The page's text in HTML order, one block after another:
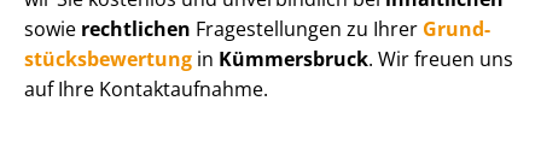
sowie rechtlichen Fragestellungen zu Ihrer Grund­
stücks­be­wer­tung in Kümmersbruck. Wir freuen uns
auf Ihre Kontaktaufnahme.